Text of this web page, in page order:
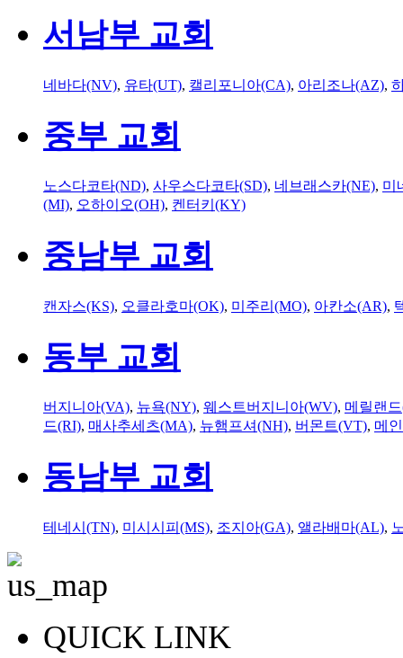
서남부 교회
네바다(NV), 유타(UT), 캘리포니아(CA), 아리조나(AZ),
중부 교회
노스다코타(ND), 사우스다코타(SD), 네브래스카(NE), 미
(MI), 오하이오(OH), 켄터키(KY)
중남부 교회
캔자스(KS), 오클라호마(OK), 미주리(MO), 아칸소(AR),
동부 교회
버지니아(VA), 뉴욕(NY), 웨스트버지니아(WV), 메릴랜
드(RI), 매사추세츠(MA), 뉴햄프셔(NH), 버몬트(VT), 메
동남부 교회
테네시(TN), 미시시피(MS), 조지아(GA), 앨라배마(AL),
QUICK LINK